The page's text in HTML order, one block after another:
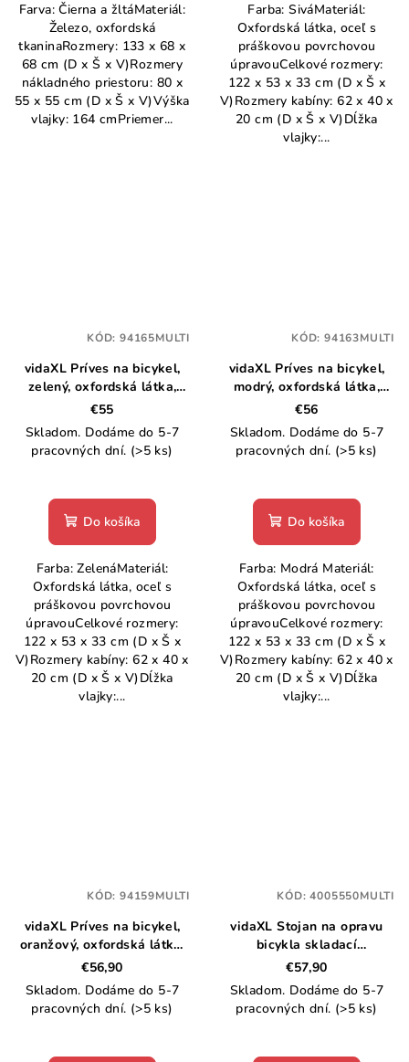
Farva: Čierna a žltáMateriál:
Železo, oxfordská
tkaninaRozmery: 133 x 68 x
68 cm (D x Š x V)Rozmery
nákladného priestoru: 80 x
55 x 55 cm (D x Š x V)Výška
vlajky: 164 cmPriemer...
Farba: SiváMateriál:
Oxfordská látka, oceľ s
práškovou povrchovou
úpravouCelkové rozmery:
122 x 53 x 33 cm (D x Š x
V)Rozmery kabíny: 62 x 40 x
20 cm (D x Š x V)Dĺžka
vlajky:...
vidaXL Príves na bicykel,
zelený, oxfordská látka,
železo
€55
Skladom. Dodáme do 5-7
pracovných dní. (>5 ks)
Do košíka
Farba: ZelenáMateriál:
Oxfordská látka, oceľ s
práškovou povrchovou
úpravouCelkové rozmery:
122 x 53 x 33 cm (D x Š x
V)Rozmery kabíny: 62 x 40 x
20 cm (D x Š x V)Dĺžka
vlajky:...
KÓD: 94165MULTI
vidaXL Príves na bicykel,
modrý, oxfordská látka,
železo
€56
Skladom. Dodáme do 5-7
pracovných dní. (>5 ks)
Do košíka
Farba: Modrá Materiál:
Oxfordská látka, oceľ s
práškovou povrchovou
úpravouCelkové rozmery:
122 x 53 x 33 cm (D x Š x
V)Rozmery kabíny: 62 x 40 x
20 cm (D x Š x V)Dĺžka
vlajky:...
KÓD: 94163MULTI
vidaXL Príves na bicykel,
oranžový, oxfordská látka,
železo
€56,90
Skladom. Dodáme do 5-7
pracovných dní. (>5 ks)
KÓD: 94159MULTI
vidaXL Stojan na opravu
bicykla skladací
nastaviteľný 92-152 cm
oceľ
€57,90
Skladom. Dodáme do 5-7
pracovných dní. (>5 ks)
KÓD:4005550MULTI